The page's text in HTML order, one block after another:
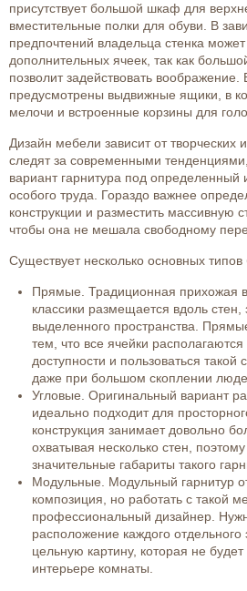
присутствует большой шкаф для
вместительные полки для обуви. В
предпочтений владельца стенка
дополнительных ячеек, так как
позволит задействовать воображение.
предусмотрены выдвижные ящики, в
мелочи и встроенные корзины для
Дизайн мебели зависит от творческих
следят за современными
вариант гарнитура под определенный
особого труда. Гораздо важнее
конструкции и разместить массивную
чтобы она не мешала свободному
Существует несколько основных
Прямые. Традиционная прихожая
классики размещается вдоль
выделенного пространства.
тем, что все ячейки
доступности и пользоваться такой
даже при большом скоплении
Угловые. Оригинальный вариант
идеально подходит для
конструкция занимает довольно
охватывая несколько стен,
значительные габариты такого
Модульные. Модульный гарнитур
композиция, но работать с такой
профессиональный дизайнер.
расположение каждого отдельного
цельную картину, которая не
интерьере комнаты.